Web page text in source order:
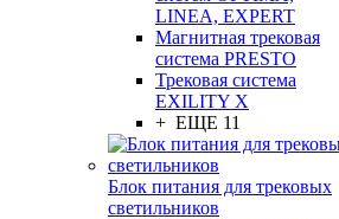
LINEA, EXPERT
Магнитная трековая
система PRESTO
Трековая система
EXILITY X
+ ЕЩЕ 11
Блок питания для трековых
светильников